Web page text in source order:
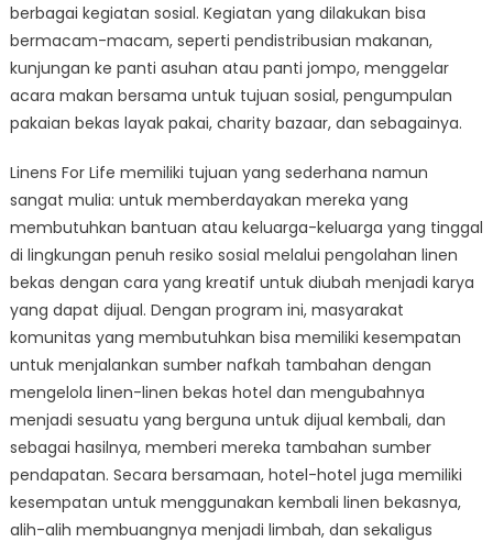
berbagai kegiatan sosial. Kegiatan yang dilakukan bisa
bermacam-macam, seperti pendistribusian makanan,
kunjungan ke panti asuhan atau panti jompo, menggelar
acara makan bersama untuk tujuan sosial, pengumpulan
pakaian bekas layak pakai, charity bazaar, dan sebagainya.
Linens For Life memiliki tujuan yang sederhana namun
sangat mulia: untuk memberdayakan mereka yang
membutuhkan bantuan atau keluarga-keluarga yang tinggal
di lingkungan penuh resiko sosial melalui pengolahan linen
bekas dengan cara yang kreatif untuk diubah menjadi karya
yang dapat dijual. Dengan program ini, masyarakat
komunitas yang membutuhkan bisa memiliki kesempatan
untuk menjalankan sumber nafkah tambahan dengan
mengelola linen-linen bekas hotel dan mengubahnya
menjadi sesuatu yang berguna untuk dijual kembali, dan
sebagai hasilnya, memberi mereka tambahan sumber
pendapatan. Secara bersamaan, hotel-hotel juga memiliki
kesempatan untuk menggunakan kembali linen bekasnya,
alih-alih membuangnya menjadi limbah, dan sekaligus